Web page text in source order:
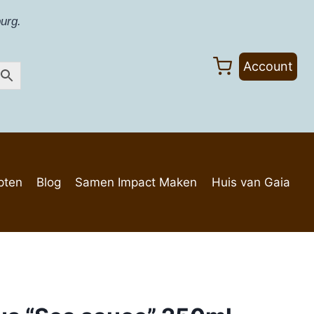
Account
Blog Samen Impact Maken Huis van Gaia